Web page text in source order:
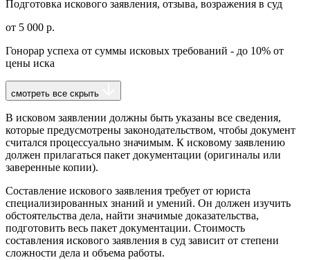
Подготовка искового заявления, отзыва, возражения в суд
от 5 000 р.
Гонорар успеха от суммы исковых требований - до 10% от
цены иска
смотреть все скрыть
В исковом заявлении должны быть указаны все сведения,
которые предусмотрены законодательством, чтобы документ
считался процессуально значимым. К исковому заявлению
должен прилагаться пакет документации (оригиналы или
заверенные копии).
Составление искового заявления требует от юриста
специализированных знаний и умений. Он должен изучить
обстоятельства дела, найти значимые доказательства,
подготовить весь пакет документации. Стоимость
составления искового заявления в суд зависит от степени
сложности дела и объема работы.